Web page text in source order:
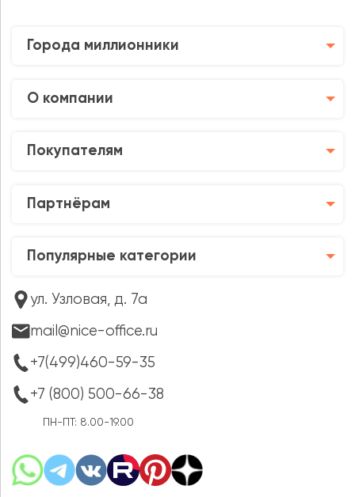
Города миллионники
О компании
Покупателям
Партнёрам
Популярные категории
ул. Узловая, д. 7а
mail@nice-office.ru
+7(499)460-59-35
+7 (800) 500-66-38
ПН-ПТ: 8.00-19.00